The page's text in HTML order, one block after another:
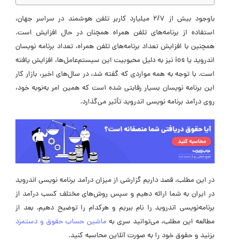
باوجود بیش از 2/7 میلیارد کاربر تلفن هوشمند در سراسر جهان،
استفاده از برنامه‌های تلفن همراه همچنان در حال افزایش است.
همچنین با افزایش تعداد برنامه‌های تلفن همراه، تعداد برنامه نویسان
اندروید یا ios نیز به دلیل محبوبیت این سیستم‌عامل‌ها، افزایش یافته
است. با توجه به همه مواردی که گفته شد، در سال‌های اخیر، بازار کار
این برنامه نویسان بسیار رقابتی شده است که همین امر به‌نوبه خود،
روی درآمد برنامه نویسی اندروید تأثیر می‌گذارد.
در این مطلب، قصد داریم گزارشی از میزان درآمد برنامه نویسی اندروید
در ایران به شما ارائه دهیم و سپس روش‌های مختلف کسب درآمد از
برنامه‌نویسی اندروید را نام ببریم و هرکدام را توضیح دهیم. بعد از
مطالعه این مطلب، می‌توانید سری به ماشین حساب حقوق و دستمزد
بزنید و حقوق خود را به صورت آنلاین محاسبه کنید.